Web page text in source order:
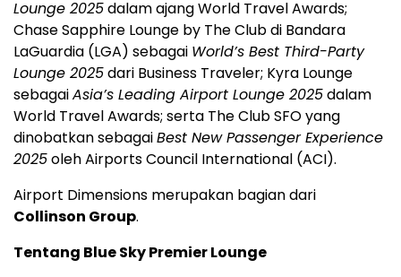
Lounge 2025dalam ajang World Travel Awards;
Chase Sapphire Lounge by The Club di Bandara
LaGuardia (LGA) sebagai World’s Best Third-Party
Lounge 2025dari Business Traveler; Kyra Lounge
sebagaiAsia’s Leading Airport Lounge 2025dalam
World Travel Awards; serta The Club SFO yang
dinobatkan sebagaiBest New Passenger Experience
2025oleh Airports Council International (ACI).
Airport Dimensions merupakan bagian dari
Collinson Group.
Tentang Blue Sky Premier Lounge